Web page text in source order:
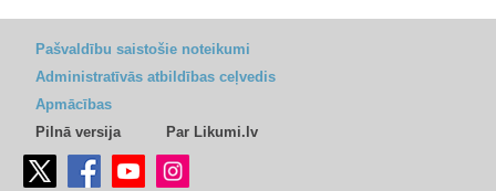
Pašvaldību saistošie noteikumi
Administratīvās atbildības ceļvedis
Apmācības
Pilnā versija
Par Likumi.lv